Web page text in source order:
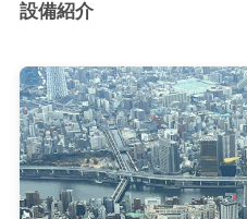
設備紹介